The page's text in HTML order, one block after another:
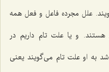
علل مجرده فاعل و فعل همه
و یا علت تام داریم در
به او علت تام مى‌گویند یعنى